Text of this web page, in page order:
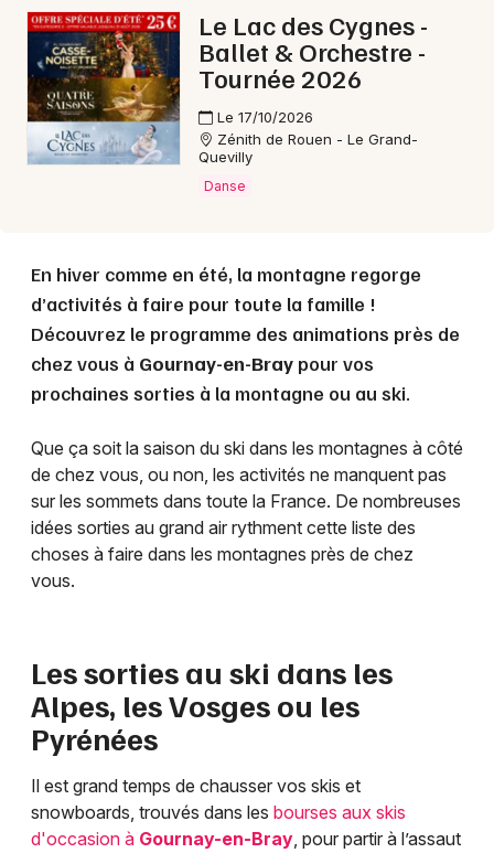
Mon email
Je m'abonne
Le Lac des Cygnes -
Ballet & Orchestre -
Tournée 2026
Le 17/10/2026
Zénith de Rouen - Le Grand-
Quevilly
Danse
En hiver comme en été, la montagne regorge
d’activités à faire pour toute la famille !
Découvrez le programme des animations près de
chez vous à Gournay-en-Bray pour vos
prochaines sorties à la montagne ou au ski.
Que ça soit la saison du ski dans les montagnes à côté
de chez vous, ou non, les activités ne manquent pas
sur les sommets dans toute la France. De nombreuses
idées sorties au grand air rythment cette liste des
choses à faire dans les montagnes près de chez
vous.
Les sorties au ski dans les
Alpes, les Vosges ou les
Pyrénées
Il est grand temps de chausser vos skis et
snowboards, trouvés dans les bourses aux skis
d'occasion à Gournay-en-Bray, pour partir à l’assaut